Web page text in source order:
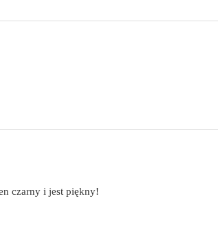
czarny i jest piękny!